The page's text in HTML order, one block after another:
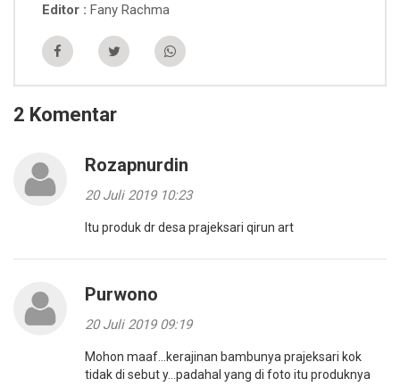
Editor Fany Rachma
2 Komentar
Rozapnurdin
20 Juli 2019 10:23
Itu produk dr desa prajeksari qirun art
Purwono
20 Juli 2019 09:19
Mohon maaf...kerajinan bambunya prajeksari kok
tidak di sebut y...padahal yang di foto itu produknya